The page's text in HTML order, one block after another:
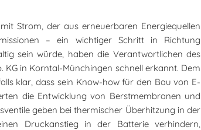
Strom, der aus erneuerbaren Energiequellen
– ein wichtiger Schritt in Richtung
sein würde, haben die Verantwortlichen des
in Korntal-Münchingen schnell erkannt. Dem
klar, dass sein Know-how für den Bau von E-
die Entwicklung von Berstmembranen und
geben bei thermischer Überhitzung in der
Druckanstieg in der Batterie verhindern,